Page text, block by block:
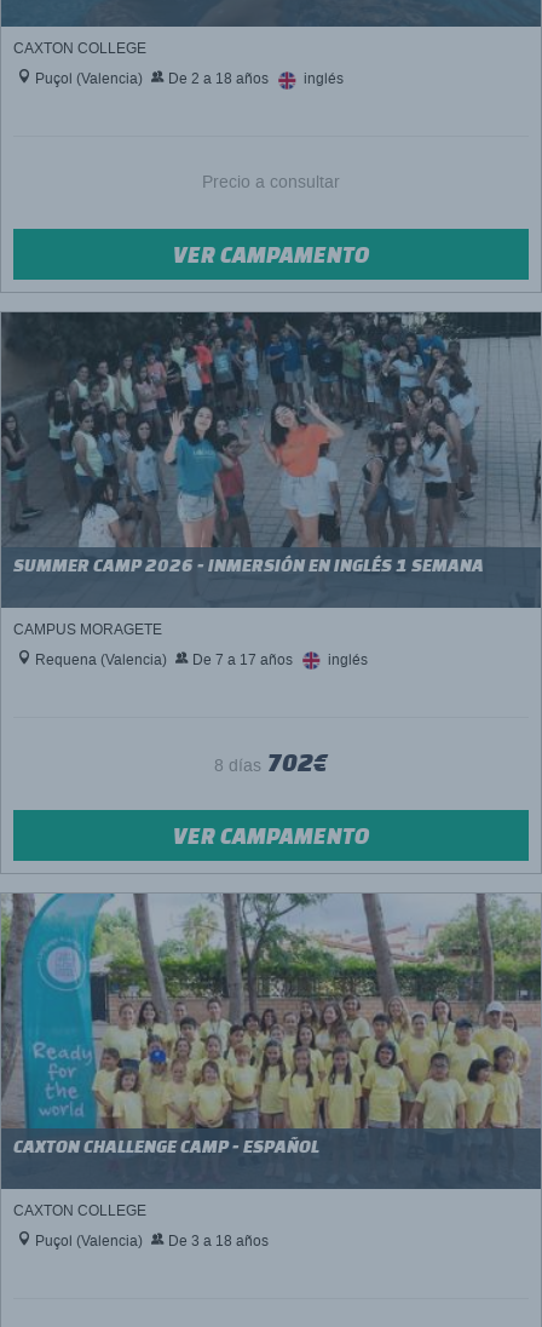
CAXTON COLLEGE
Puçol (Valencia)
De 2 a 18 años inglés
Precio a consultar
VER CAMPAMENTO
SUMMER CAMP 2026 - INMERSIÓN EN INGLÉS 1 SEMANA
CAMPUS MORAGETE
Requena (Valencia)
De 7 a 17 años inglés
8 días 702€
VER CAMPAMENTO
CAXTON CHALLENGE CAMP - ESPAÑOL
CAXTON COLLEGE
Puçol (Valencia)
De 3 a 18 años